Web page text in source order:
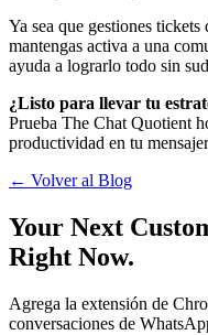
Ya sea que gestiones
mantengas activa a una
ayuda a lograrlo todo sin
¿Listo para llevar tu
Prueba The Chat Quotient
productividad en tu
← Volver al Blog
Your Next
Right Now.
Agrega la extensión de
conversaciones de